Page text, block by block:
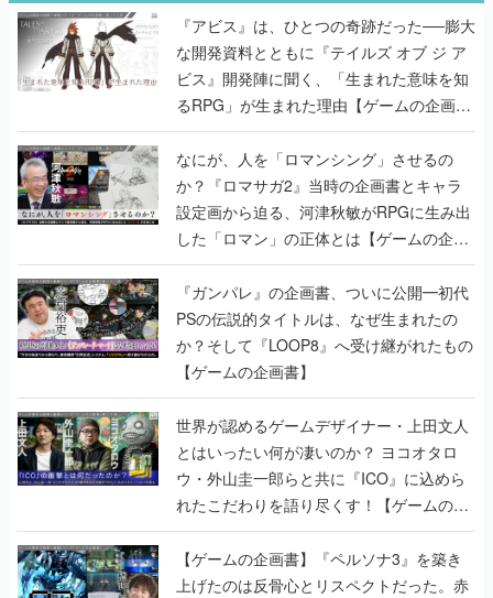
『アビス』は、ひとつの奇跡だった──膨大
な開発資料とともに『テイルズ オブ ジ ア
ビス』開発陣に聞く、「生まれた意味を知
るRPG」が生まれた理由【ゲームの企画
書】
なにが、人を「ロマンシング」させるの
か？『ロマサガ2』当時の企画書とキャラ
設定画から迫る、河津秋敏がRPGに生み出
した「ロマン」の正体とは【ゲームの企画
書】
『ガンパレ』の企画書、ついに公開━初代
PSの伝説的タイトルは、なぜ生まれたの
か？そして『LOOP8』へ受け継がれたもの
【ゲームの企画書】
世界が認めるゲームデザイナー・上田文人
とはいったい何が凄いのか？ ヨコオタロ
ウ・外山圭一郎らと共に『ICO』に込めら
れたこだわりを語り尽くす！【ゲームの企
画書】
【ゲームの企画書】『ペルソナ3』を築き
上げたのは反骨心とリスペクトだった。赤